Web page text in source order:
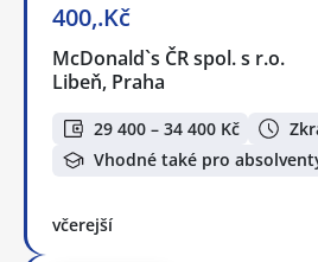
400,.Kč
McDonald`s ČR spol. s r.o.
Libeň, Praha
29 400 – 34 400 Kč
Vhodné také pro
včerejší